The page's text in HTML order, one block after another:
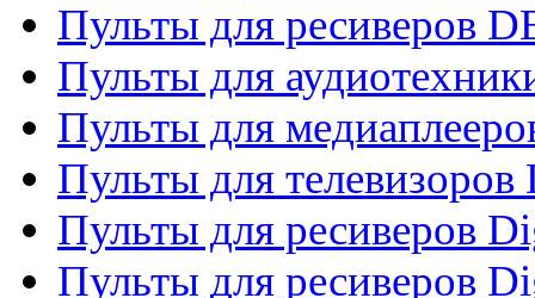
Пульты для ресиверов
Пульты для
Пульты для
Пульты для телевизоров
Пульты для ресиверов
Пульты для ресиверов